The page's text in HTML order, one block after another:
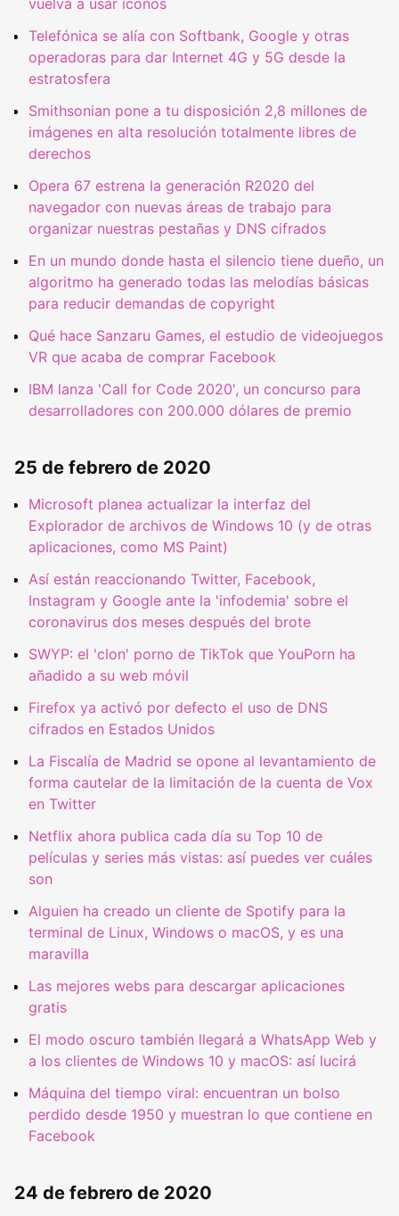
Telefónica se alía con Softbank, Google y otras
operadoras para dar Internet 4G y 5G desde la
estratosfera
Smithsonian pone a tu disposición 2,8 millones de
imágenes en alta resolución totalmente libres de
derechos
Opera 67 estrena la generación R2020 del
navegador con nuevas áreas de trabajo para
organizar nuestras pestañas y DNS cifrados
En un mundo donde hasta el silencio tiene dueño, un
algoritmo ha generado todas las melodías básicas
para reducir demandas de copyright
Qué hace Sanzaru Games, el estudio de videojuegos
VR que acaba de comprar Facebook
IBM lanza 'Call for Code 2020', un concurso para
desarrolladores con 200.000 dólares de premio
25 de febrero de 2020
Microsoft planea actualizar la interfaz del
Explorador de archivos de Windows 10 (y de otras
aplicaciones, como MS Paint)
Así están reaccionando Twitter, Facebook,
Instagram y Google ante la 'infodemia' sobre el
coronavirus dos meses después del brote
SWYP: el 'clon' porno de TikTok que YouPorn ha
añadido a su web móvil
Firefox ya activó por defecto el uso de DNS
cifrados en Estados Unidos
La Fiscalía de Madrid se opone al levantamiento de
forma cautelar de la limitación de la cuenta de Vox
en Twitter
Netflix ahora publica cada día su Top 10 de
películas y series más vistas: así puedes ver cuáles
son
Alguien ha creado un cliente de Spotify para la
terminal de Linux, Windows o macOS, y es una
maravilla
Las mejores webs para descargar aplicaciones
gratis
El modo oscuro también llegará a WhatsApp Web y
a los clientes de Windows 10 y macOS: así lucirá
Máquina del tiempo viral: encuentran un bolso
perdido desde 1950 y muestran lo que contiene en
Facebook
24 de febrero de 2020